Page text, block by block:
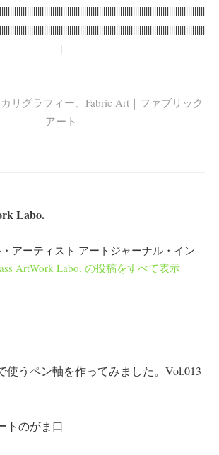
|
リグラフィー
Fabric Art｜ファブリック
アート
Labo.
アーティスト アートジャーナル・イン
ArtWork Labo. の投稿をすべて表示
使うペン軸を作ってみました。Vol.013
トのがま口